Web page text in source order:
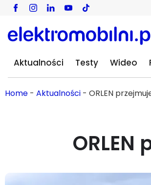
Aktualności Testy Wideo
Home - Aktualności - ORLEN